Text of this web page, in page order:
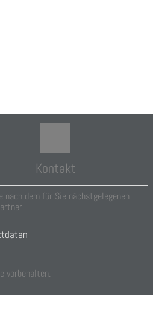
Kontakt
nach dem für Sie nächstgelegenen
vorbehalten.